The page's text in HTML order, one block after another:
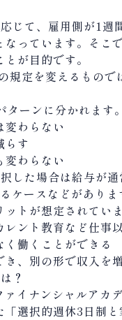
じて、雇用側が1週
っています。そこ
が目的です。
規定を変えるもの
ターンに分かれます。
わらない
らす
わらない
した場合は給与が通
ケースなどがありま
トが想定されていま
ント教育など仕事
働くことができる
、別の形で収入を
？
イナンシャルアカ
「選択的週休3 日制